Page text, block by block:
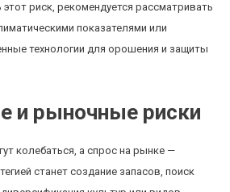
риск, рекомендуется рассматривать
показателями или
технологии для орошения и защиты
и рыночные риски
колебаться, а спрос на рынке —
станет создание запасов, поиск